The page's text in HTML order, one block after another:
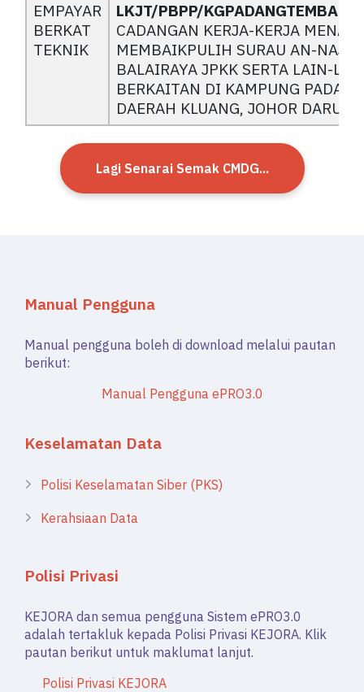
er
EMPAYAR
BERKAT
TEKNIK
LKJT/PBPP/
CADANGAN KERJA-KERJA
MEMBAIKPULIH SURAU AN-
BALAIRAYA JPKK SERTA LAIN-
BERKAITAN DI KAMPUNG
DAERAH KLUANG, JOHOR DARUL
Lagi Senarai Semak CMDG...
Manual Pengguna
Manual pengguna boleh di download melalui pautan
berikut:
Manual Pengguna ePRO3.0
Keselamatan Data
Polisi Keselamatan Siber (PKS)
Kerahsiaan Data
Polisi Privasi
KEJORA dan semua pengguna Sistem ePRO3.0
adalah tertakluk kepada Polisi Privasi KEJORA. Klik
pautan berikut untuk maklumat lanjut.
Polisi Privasi KEJORA